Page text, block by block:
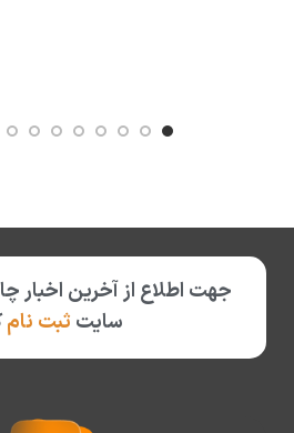
جهت اطلاع از آخرین اخبار
سایت ثبت نام